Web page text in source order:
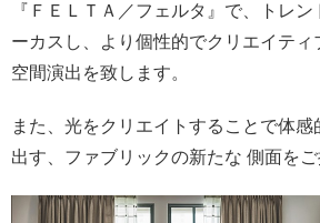
『ＦＥＬＴＡ／フェルタ』で、トレ
ーカスし、より個性的でクリエイティ
空間演出を致します。
また、光をクリエイトすることで体
出す、ファブリックの新たな 側面をご